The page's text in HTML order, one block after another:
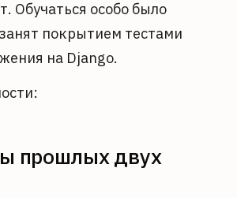
Обучаться особо было
покрытием тестами
на Django.
прошлых двух